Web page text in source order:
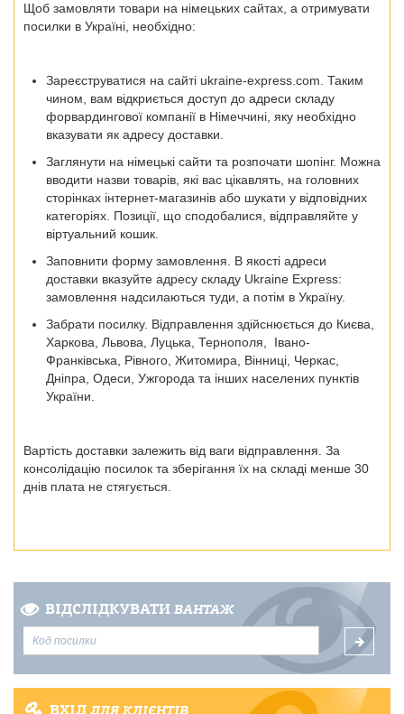
Щоб замовляти товари на німецьких сайтах, а отримувати
посилки в Україні, необхідно:
Зареєструватися на сайті ukraine-express.com. Таким
чином, вам відкриється доступ до адреси складу
форвардингової компанії в Німеччині, яку необхідно
вказувати як адресу доставки.
Заглянути на німецькі сайти та розпочати шопінг. Можна
вводити назви товарів, які вас цікавлять, на головних
сторінках інтернет-магазинів або шукати у відповідних
категоріях. Позиції, що сподобалися, відправляйте у
віртуальний кошик.
Заповнити форму замовлення.
В якості адреси
доставки вказуйте адресу складу Ukraine Express:
замовлення надсилаються туди, а потім в Україну.
Забрати посилку. Відправлення здійснюється до Києва,
Харкова, Львова, Луцька, Тернополя, Івано-
Франківська, Рівного, Житомира, Вінниці, Черкас,
Дніпра, Одеси, Ужгорода та інших населених пунктів
України.
Вартість доставки залежить від ваги відправлення. За
консолідацію посилок та зберігання їх на складі менше 30
днів плата не стягується.
ВІДСЛІДКУВАТИ ВАНТАЖ
ВХІДДЛЯ КЛІЄНТІВ